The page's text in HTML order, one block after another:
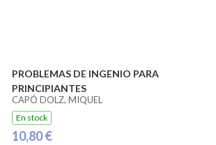
PROBLEMAS DE INGENIO PARA
PRINCIPIANTES
CAPÓ DOLZ, MIQUEL
En stock
10,80 €